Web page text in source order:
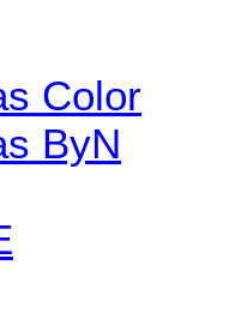
Color
ByN